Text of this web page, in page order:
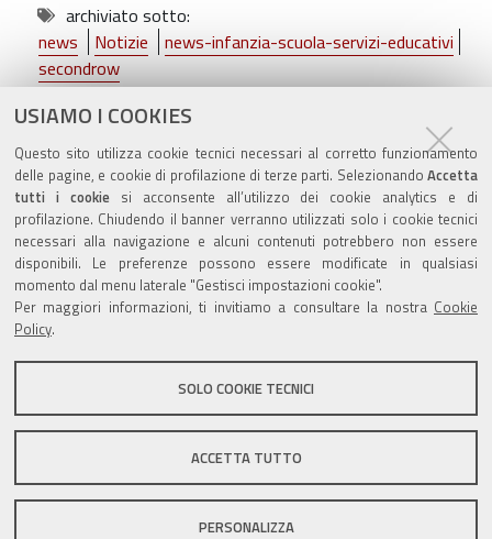
USIAMO I COOKIES
Questo sito utilizza cookie tecnici necessari al corretto funzionamento
delle pagine, e cookie di profilazione di terze parti. Selezionando Accetta
tutti i cookiesi acconsente all’utilizzo dei cookie analytics e di
profilazione. Chiudendo il banner verranno utilizzati solo i cookie tecnici
necessari alla navigazione e alcuni contenuti potrebbero non essere
disponibili. Le preferenze possono essere modificate in qualsiasi
momento dal menu laterale "Gestisci impostazioni cookie".
Per maggiori informazioni, ti invitiamo a consultare la nostra Cookie
Policy.
SOLO COOKIE TECNICI
ACCETTA TUTTO
PERSONALIZZA
archiviato sotto:
news
Notizie
news-infanzia-scuola-servizi-educativi
secondrow
Condividi
Valuta questo sito
Sito istituzionale Comune di Zola Predosa